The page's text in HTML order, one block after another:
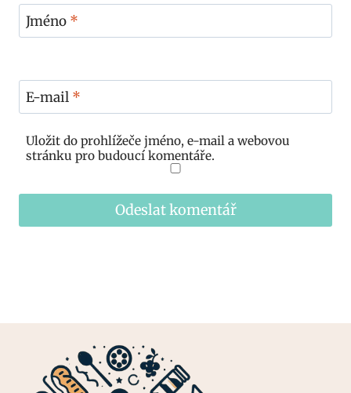
Jméno *
E-mail *
Uložit do prohlížeče jméno, e-mail a webovou
stránku pro budoucí komentáře.